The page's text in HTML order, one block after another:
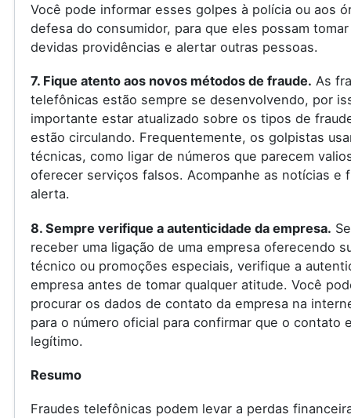
Você pode informar esses golpes à polícia ou aos
defesa do consumidor, para que eles possam tomar
devidas providências e alertar outras pessoas.
7. Fique atento aos novos métodos de fraude. As
telefônicas estão sempre se desenvolvendo, por
importante estar atualizado sobre os tipos de
estão circulando. Frequentemente, os golpistas
técnicas, como ligar de números que parecem
oferecer serviços falsos. Acompanhe as notícias e
alerta.
8. Sempre verifique a autenticidade da empresa.
receber uma ligação de uma empresa oferecendo
técnico ou promoções especiais, verifique a
empresa antes de tomar qualquer atitude. Você
procurar os dados de contato da empresa na
para o número oficial para confirmar que o contato
legítimo.
Resumo
Fraudes telefônicas podem levar a perdas